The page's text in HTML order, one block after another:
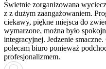
Świetnie zorganizowana
z z dużym zaangażowaniem.
ciekawy, piękne miejsca do
wymarzone, można było
integracyjnej. Jedzenie
polecam biuro ponieważ
profesjonalizmem.